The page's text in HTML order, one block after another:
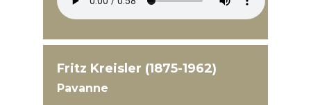
Fritz Kreisler (1875-1962)
Pavanne